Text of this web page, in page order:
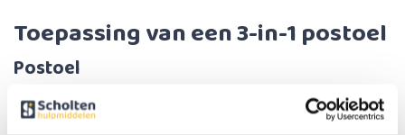
Toepassing van een 3-in-1 postoel
Postoel
De stoel is ten eerste bedoeld als een vrijstaande
toiletstoel, compleet met een uitneembare